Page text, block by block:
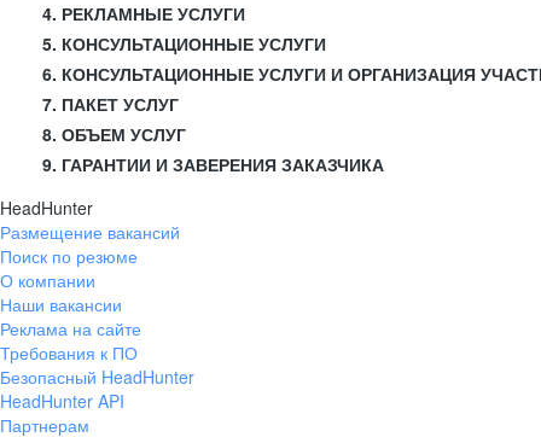
4. РЕКЛАМНЫЕ УСЛУГИ
5. КОНСУЛЬТАЦИОННЫЕ УСЛУГИ
6. КОНСУЛЬТАЦИОННЫЕ УСЛУГИ И ОРГАНИЗАЦИЯ
7. ПАКЕТ УСЛУГ
8. ОБЪЕМ УСЛУГ
9. ГАРАНТИИ И ЗАВЕРЕНИЯ ЗАКАЗЧИКА
HeadHunter
Размещение вакансий
Поиск по резюме
О компании
Наши вакансии
Реклама на сайте
Требования к ПО
Безопасный HeadHunter
HeadHunter API
Партнерам